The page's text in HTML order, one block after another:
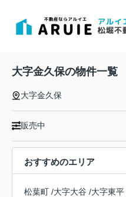
大字金久保の物件一覧
大字金久保
販売中
おすすめのエリア
松葉町 /大字大谷 /大字東平